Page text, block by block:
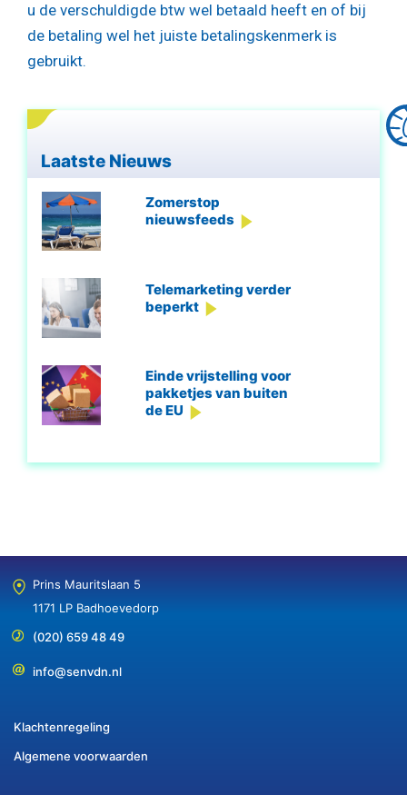
u de verschuldigde btw wel betaald heeft en of bij
de betaling wel het juiste betalingskenmerk is
gebruikt.
Laatste Nieuws
Zomerstop
nieuwsfeeds
Telemarketing verder
beperkt
Einde vrijstelling voor
pakketjes van buiten
de EU
Prins Mauritslaan 5
1171 LP Badhoevedorp
(020) 659 48 49
info@senvdn.nl
Klachtenregeling
Algemene voorwaarden